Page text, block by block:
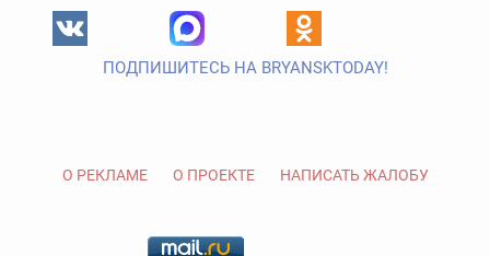
ПОДПИШИТЕСЬ НА BRYANSKTODAY!
О РЕКЛАМЕ О ПРОЕКТЕ НАПИСАТЬ ЖАЛОБУ